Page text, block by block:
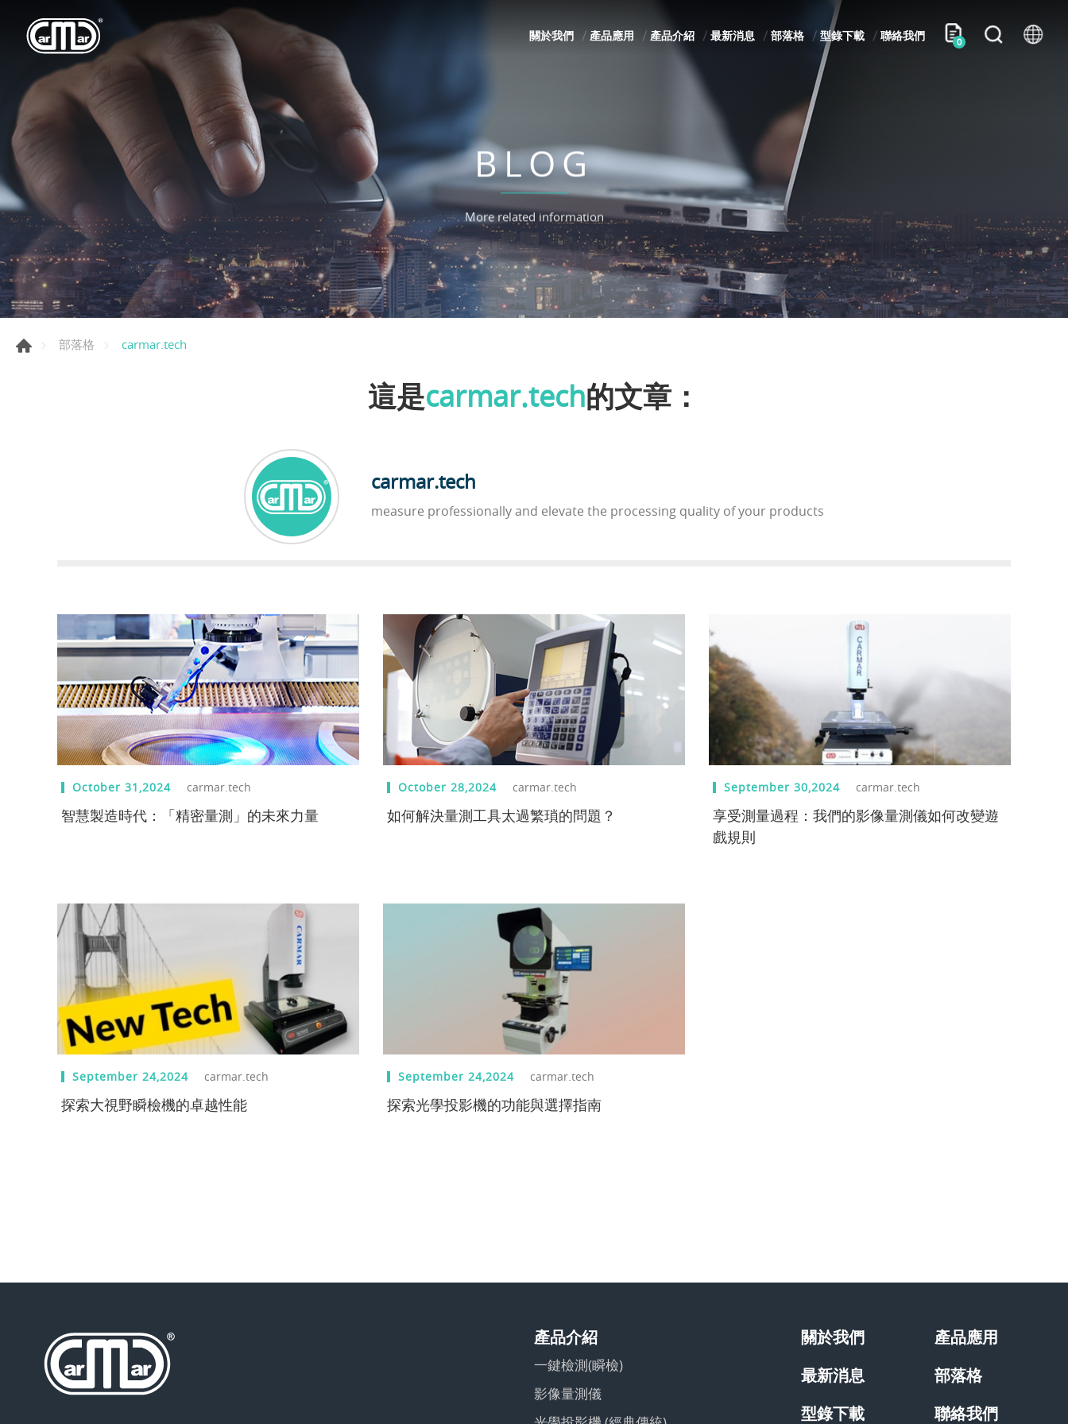
關於我們 產品應用 產品介紹 最新消息 部落格 型錄下載 聯絡我們 0
BLOG
More related information
部落格 carmar.tech
這是carmar.tech的文章：
carmar.tech
measure professionally and elevate the processing quality of your products
October 31,2024 carmar.tech
智慧製造時代：「精密量測」的未來力量
October 28,2024 carmar.tech
如何解決量測工具太過繁瑣的問題？
September 30,2024 carmar.tech
享受測量過程：我們的影像量測儀如何改變遊
戲規則
September 24,2024 carmar.tech
探索大視野瞬檢機的卓越性能
September 24,2024 carmar.tech
探索光學投影機的功能與選擇指南
產品介紹
一鍵檢測(瞬檢)
影像量測儀
關於我們
產品應用
最新消息
部落格
型錄下載
聯絡我們